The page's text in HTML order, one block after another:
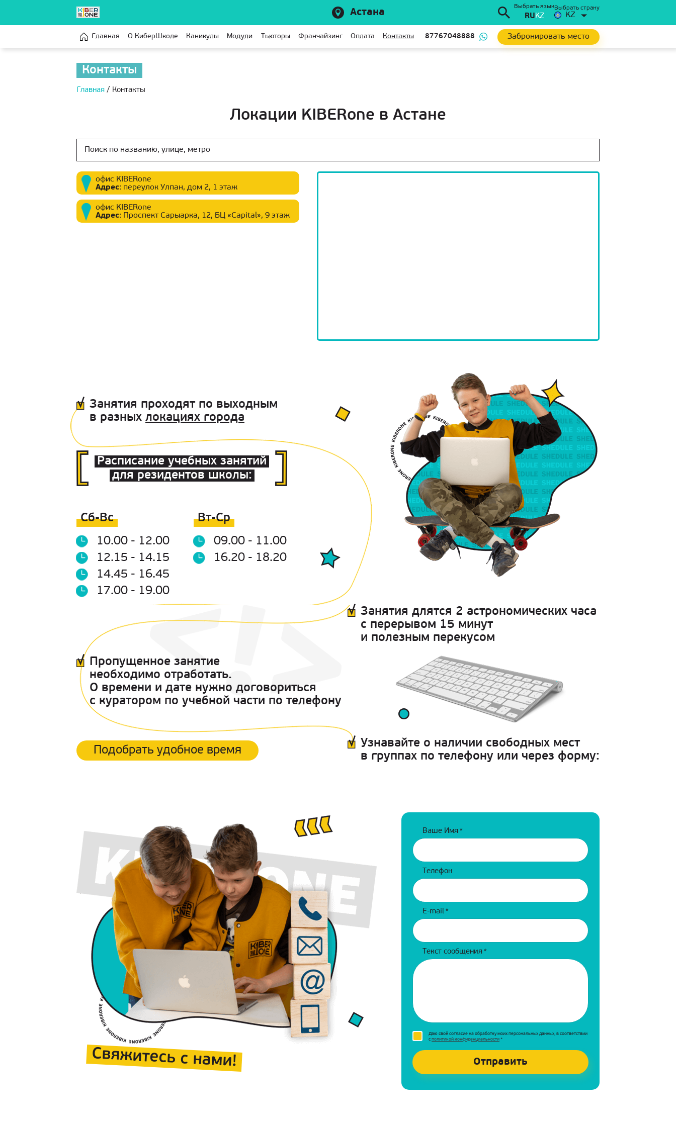
Астана
Выбрать язык
RUKZ
Выбрать страну
KZ
Главная О КиберШколе Каникулы Модули Тьюторы Франчайзинг Оплата Контакты 87767048888 Забронировать место
Контакты
Главная / Контакты
Локации KIBERone в Астане
офис KIBERone
Адрес: переулок Улпан, дом 2, 1 этаж
офис KIBERone
Адрес: Проспект Сарыарка, 12, БЦ «Capital», 9 этаж
Занятия проходят по выходным
в разных локациях города
Расписание учебных занятий
для резидентов школы:
Сб-Вс
10.00 - 12.00
12.15 - 14.15
14.45 - 16.45
17.00 - 19.00
Вт-Ср
09.00 - 11.00
16.20 - 18.20
Пропущенное занятие
необходимо отработать.
О времени и дате нужно договориться
с куратором по учебной части по телефону
Подобрать удобное время
Занятия длятся 2 астрономических часа
с перерывом 15 минут
и полезным перекусом
Узнавайте о наличии свободных мест
в группах по телефону или через форму:
Свяжитесь с нами!
Ваше Имя *
Телефон
E-mail *
Текст сообщения *
Даю своё согласие на обработку моих персональных данных, в соответствии
с политикой конфиденциальности *